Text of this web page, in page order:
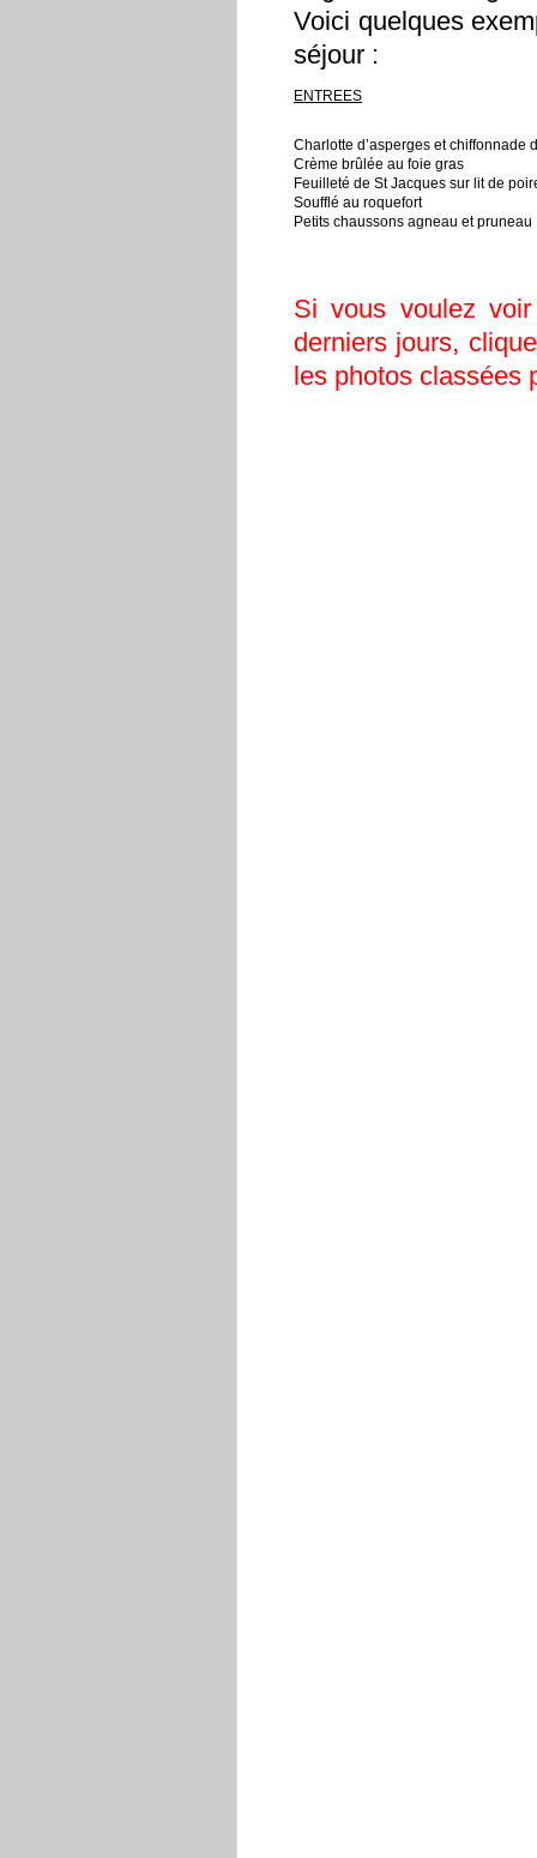
Voici quelques
séjour :
ENTREES
Charlotte d’asperges et chiffonnade
Crème brûlée au foie gras
Feuilleté de St Jacques sur lit de
Soufflé au roquefort
Petits chaussons agneau et pruneau
Si vous voulez
derniers jours,
les photos classées